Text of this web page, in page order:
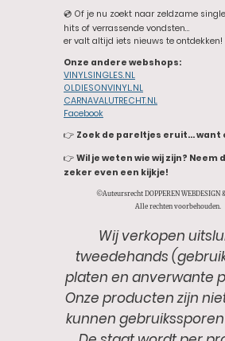
💿 Of je nu zoekt naar zeldzame
hits of verrassende vondsten…
er valt altijd iets nieuws te ontdekken!
Onze andere webshops:
VINYLSINGLES.NL
OLDIESONVINYL.NL
CARNAVALUTRECHT.NL
Facebook
👉 Zoek de pareltjes eruit… want
👉 Wil je weten wie wij zijn? Neem
zeker even een kijkje!
©Auteursrecht DOPPEREN WEBDESIGN
Alle rechten voorbehouden.
Wij verkopen
tweedehands
platen en anverwante
Onze producten zijn
kunnen